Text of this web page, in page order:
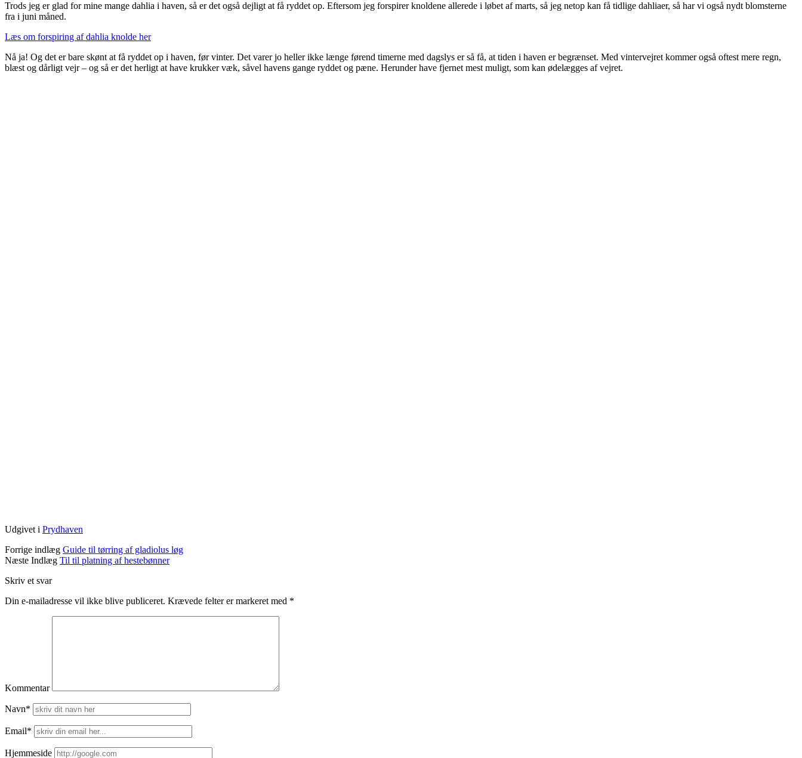
Trods jeg er glad for mine mange dahlia i haven, så er det også dejligt at få ryddet op. Eftersom jeg forspirer knoldene allerede i løbet af marts, så jeg netop kan få tidlige dahliaer, så har vi også nydt blomsterne
fra i juni måned.
Læs om forspiring af dahlia knolde her
Nå ja! Og det er bare skønt at få ryddet op i haven, før vinter. Det varer jo heller ikke længe førend timerne med dagslys er så få, at tiden i haven er begrænset. Med vintervejret kommer også oftest mere regn,
blæst og dårligt vejr – og så er det herligt at have krukker væk, såvel havens gange ryddet og pæne. Herunder have fjernet mest muligt, som kan ødelægges af vejret.
Udgivet i Prydhaven
Forrige indlæg Guide til tørring af gladiolus løg
Næste Indlæg Til til platning af hestebønner
Skriv et svar
Din e-mailadresse vil ikke blive publiceret. Krævede felter er markeret med *
Kommentar
Navn*
Email*
Hjemmeside